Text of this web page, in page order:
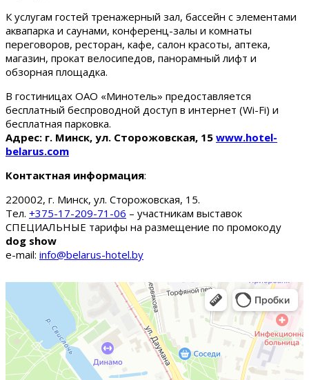
К услугам гостей тренажерный зал, бассейн с элементами
аквапарка и саунами, конференц-залы и комнаты
переговоров, ресторан, кафе, салон красоты, аптека,
магазин, прокат велосипедов, панорамный лифт и
обзорная площадка.
В гостиницах ОАО «Минотель» предоставляется
бесплатный беспроводной доступ в интернет (Wi-Fi) и
бесплатная парковка.
Адрес: г. Минск, ул. Сторожовская, 15 www.hotel-
belarus.com
Контактная информация:
220002, г. Минск, ул. Сторожовская, 15.
Тел. +375-17-209-71-06 – участникам выставок
СПЕЦИАЛЬНЫЕ тарифы на размещение по промокоду
dog show
e-mail: info@belarus-hotel.by